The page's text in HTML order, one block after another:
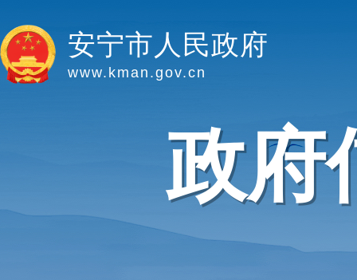
安宁市人民政府
www.kman.gov.cn
政府